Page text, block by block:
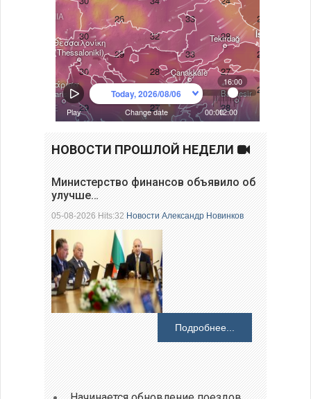
НОВОСТИ ПРОШЛОЙ НЕДЕЛИ
Министерство финансов объявило об
улучше…
05-08-2026 Hits:32Новости Александр Новинков
Подробнее...